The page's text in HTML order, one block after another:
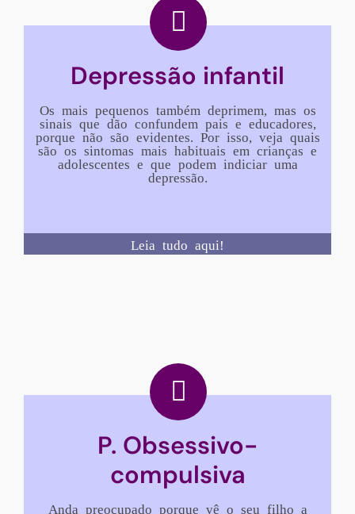
Depressão infantil
Os mais pequenos também deprimem, mas os
sinais que dão confundem pais e educadores,
porque não são evidentes. Por isso, veja quais
são os sintomas mais habituais em crianças e
adolescentes e que podem indiciar uma
depressão.
Leia tudo aqui!
P. Obsessivo-
compulsiva
Anda preocupado porque vê o seu filho a